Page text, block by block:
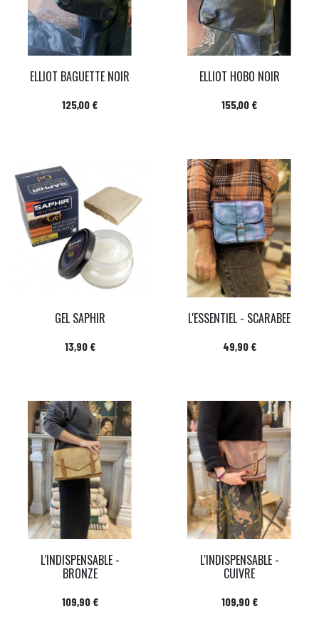
ELLIOT BAGUETTE NOIR
Prix
125,00 €
ELLIOT HOBO NOIR
Prix
155,00 €
GEL SAPHIR
Prix
13,90 €
L'ESSENTIEL - SCARABEE
Prix
49,90 €
L'INDISPENSABLE -
BRONZE
Prix
109,90 €
L'INDISPENSABLE -
CUIVRE
Prix
109,90 €